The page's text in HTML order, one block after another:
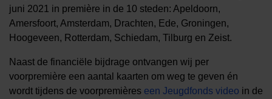
juni 2021 in première in de 10 steden: Apeldoorn,
Amersfoort, Amsterdam, Drachten, Ede, Groningen,
Hoogeveen, Rotterdam, Schiedam, Tilburg en Zeist.
Naast de financiële bijdrage ontvangen wij per
voorpremière een aantal kaarten om weg te geven én
wordt tijdens de voorpremières een Jeugdfonds video in de